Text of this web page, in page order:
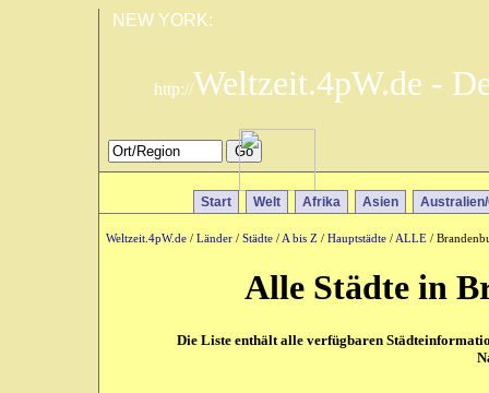
NEW YORK:
http://Weltzeit.4pW.de -
Start Welt Afrika Asien
Weltzeit.4pW.de / Länder / Städte / A bis Z / Hauptstädte / ALLE /
Alle Städte in
Die Liste enthält alle verfügbaren